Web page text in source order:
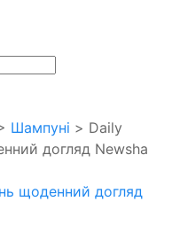
Шампуні > Daily
догляд Newsha